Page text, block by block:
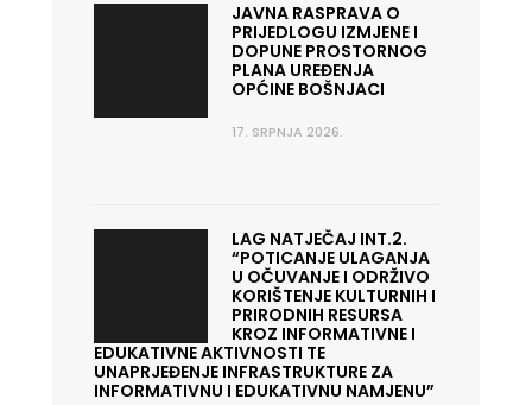
JAVNA RASPRAVA O
PRIJEDLOGU IZMJENE I
DOPUNE PROSTORNOG
PLANA UREĐENJA
OPĆINE BOŠNJACI
17. SRPNJA 2026.
LAG NATJEČAJ INT.2.
“POTICANJE ULAGANJA
U OČUVANJE I ODRŽIVO
KORIŠTENJE KULTURNIH I
PRIRODNIH RESURSA
KROZ INFORMATIVNE I
EDUKATIVNE AKTIVNOSTI TE
UNAPRJEĐENJE INFRASTRUKTURE ZA
INFORMATIVNU I EDUKATIVNU NAMJENU”